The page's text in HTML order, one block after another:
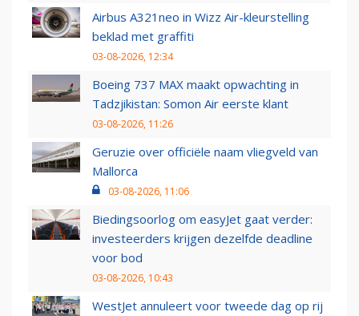
Airbus A321neo in Wizz Air-kleurstelling
beklad met graffiti
03-08-2026, 12:34
Boeing 737 MAX maakt opwachting in
Tadzjikistan: Somon Air eerste klant
03-08-2026, 11:26
Geruzie over officiële naam vliegveld van
Mallorca
03-08-2026, 11:06
Biedingsoorlog om easyJet gaat verder:
investeerders krijgen dezelfde deadline
voor bod
03-08-2026, 10:43
WestJet annuleert voor tweede dag op rij